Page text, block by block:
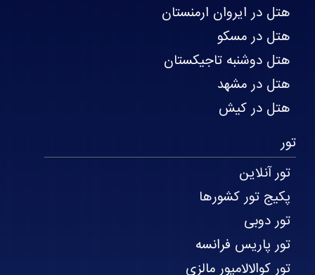
هتل در ایروان ارمنستان
هتل در مسکو
هتل دوشنبه تاجیکستان
هتل در مشهد
هتل در کیش
تور
تور آنلاین
پکیج تور کشورها
تور دوبی
تور پاریس فرانسه
تور کوالالامپور مالزی